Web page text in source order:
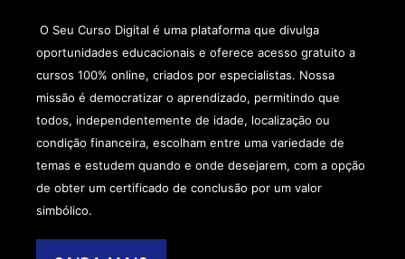
O Seu Curso Digital é uma plataforma que divulga
oportunidades educacionais e oferece acesso gratuito a
cursos 100% online, criados por especialistas. Nossa
missão é democratizar o aprendizado, permitindo que
todos, independentemente de idade, localização ou
condição financeira, escolham entre uma variedade de
temas e estudem quando e onde desejarem, com a opção
de obter um certificado de conclusão por um valor
simbólico.